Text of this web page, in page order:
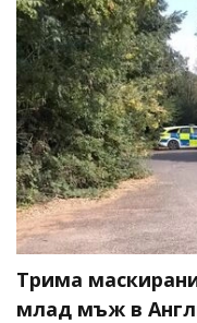
Трима
млад мъж в